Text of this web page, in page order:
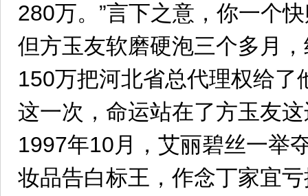
280万。”言下之意，你一个
但方玉友软磨硬泡三个多月
150万把河北省总代理权给了
这一次，命运站在了方玉友
1997年10月，艾丽碧丝一举
妆品告白标王，作念丁家宜